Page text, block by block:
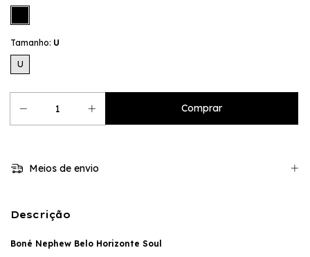
Tamanho: U
U
Meios de envio
Descrição
Boné Nephew Belo Horizonte Soul